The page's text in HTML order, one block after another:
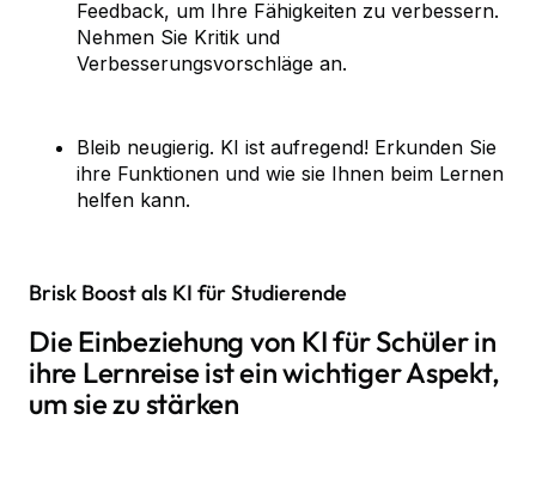
Feedback, um Ihre Fähigkeiten zu verbessern.
Nehmen Sie Kritik und
Verbesserungsvorschläge an.
Bleib neugierig. KI ist aufregend! Erkunden Sie
ihre Funktionen und wie sie Ihnen beim Lernen
helfen kann.
Brisk Boost als KI für Studierende
Die Einbeziehung von KI für Schüler in
ihre Lernreise ist ein wichtiger Aspekt,
um sie zu stärken